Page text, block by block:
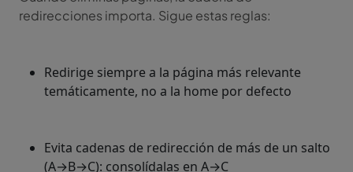
redirecciones importa. Sigue estas reglas:
Redirige siempre a la página más relevante
temáticamente, no a la home por defecto
Evita cadenas de redirección de más de un salto
(A→B→C): consolídalas en A→C